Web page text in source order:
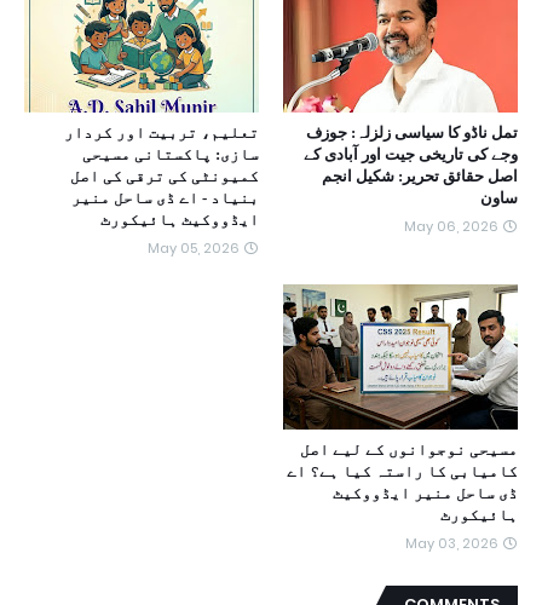
تمل ناڈو کا سیاسی زلزلہ: جوزف
وجے کی تاریخی جیت اور آبادی کے
اصل حقائق تحریر: شکیل انجم
ساون
May 06, 2026
تعلیم، تربیت اور کردار
سازی: پاکستانی مسیحی
کمیونٹی کی ترقی کی اصل
بنیاد - اے ڈی ساحل منیر
ایڈووکیٹ ہائیکورٹ
May 05, 2026
مسیحی نوجوانوں کے لیے اصل
کامیابی کا راستہ کیا ہے؟ اے
ڈی ساحل منیر ایڈووکیٹ
ہائیکورٹ
May 03, 2026